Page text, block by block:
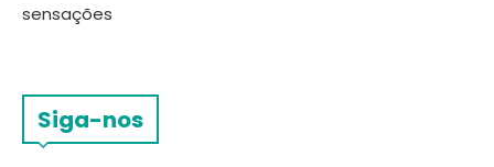
sensações
Siga-nos